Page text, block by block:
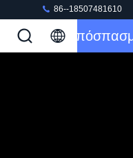
86--18507481610